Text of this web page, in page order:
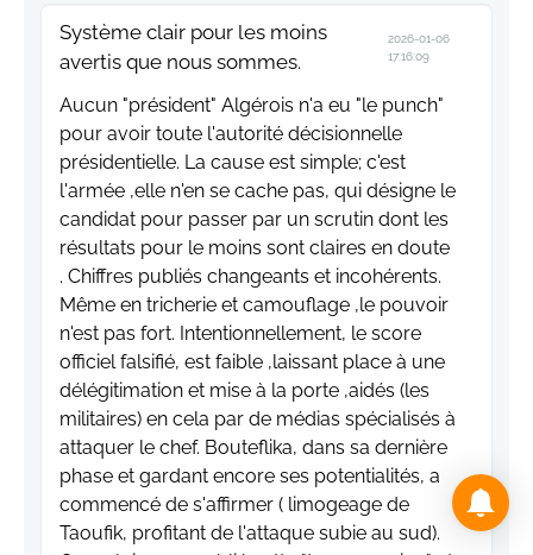
Système clair pour les moins
avertis que nous sommes.
2026-01-06
17:16:09
Aucun "président" Algérois n'a eu "le punch"
pour avoir toute l'autorité décisionnelle
présidentielle. La cause est simple; c'est
l'armée ,elle n'en se cache pas, qui désigne le
candidat pour passer par un scrutin dont les
résultats pour le moins sont claires en doute
. Chiffres publiés changeants et incohérents.
Même en tricherie et camouflage ,le pouvoir
n'est pas fort. Intentionnellement, le score
officiel falsifié, est faible ,laissant place à une
délégitimation et mise à la porte ,aidés (les
militaires) en cela par de médias spécialisés à
attaquer le chef. Bouteflika, dans sa dernière
phase et gardant encore ses potentialités, a
commencé de s'affirmer ( limogeage de
Taoufik, profitant de l'attaque subie au sud).